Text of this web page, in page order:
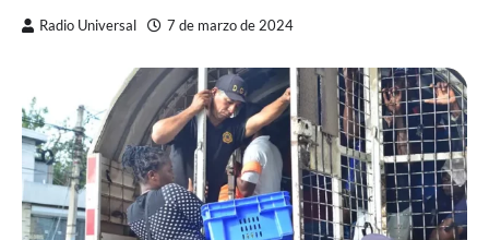
Radio Universal 7 de marzo de 2024